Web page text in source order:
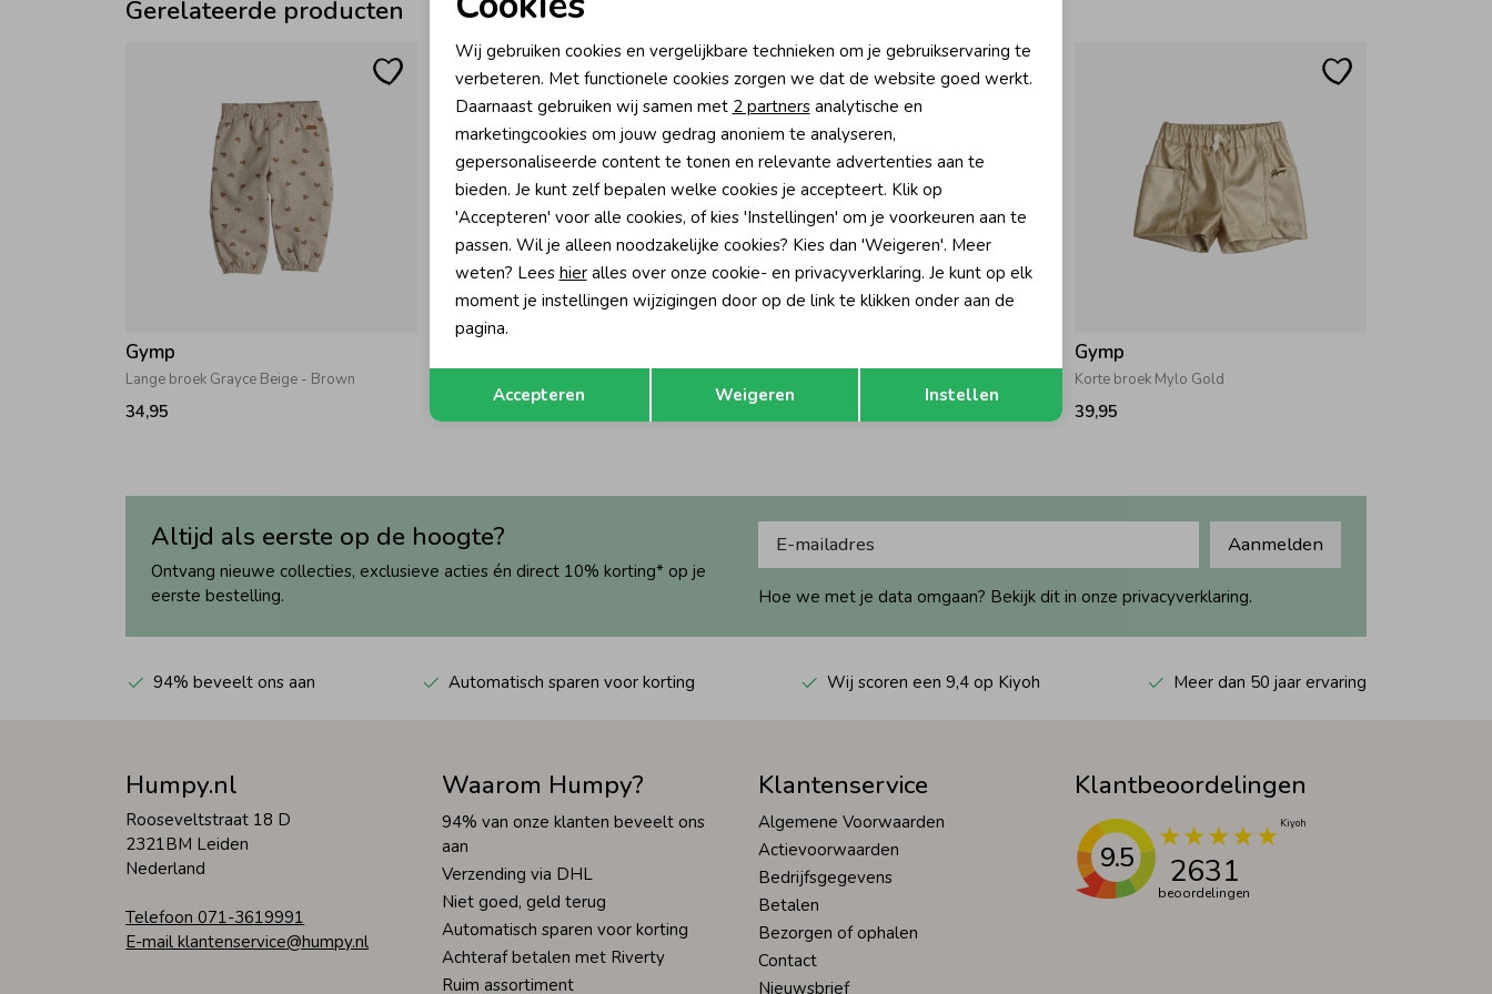
Gerelateerde producten
Gymp
Lange broek Grayce Beige - Brown
34,95
Gymp
Korte broek Mylo Gold
39,95
Altijd als eerste op de hoogte?
Ontvang nieuwe collecties, exclusieve acties én direct 10% korting* op je
eerste bestelling.
Aanmelden
Hoe we met je data omgaan? Bekijk dit in onze privacyverklaring.
94% beveelt ons aan Automatisch sparen voor korting Wij scoren een 9,4 op Kiyoh Meer dan 50 jaar ervaring
Humpy.nl
Rooseveltstraat 18 D
2321BM Leiden
Nederland
Telefoon 071-3619991
E-mail klantenservice@humpy.nl
Waarom Humpy?
94% van onze klanten beveelt ons
aan
Verzending via DHL
Niet goed, geld terug
Automatisch sparen voor korting
Achteraf betalen met Riverty
Ruim assortiment
Klantenservice
Algemene Voorwaarden
Actievoorwaarden
Bedrijfsgegevens
Betalen
Bezorgen of ophalen
Contact
Nieuwsbrief
Klantbeoordelingen
9.5 2631
beoordelingen
Noodzakelijke cookies
Analytische cookies Marketing cookies
Terug Opslaan
Wij gebruiken cookies en vergelijkbare technieken om je gebruikservaring te
verbeteren. Met functionele cookies zorgen we dat de website goed werkt.
Daarnaast gebruiken wij samen met 2 partnersanalytische en
marketingcookies om jouw gedrag anoniem te analyseren,
gepersonaliseerde content te tonen en relevante advertenties aan te
bieden. Je kunt zelf bepalen welke cookies je accepteert. Klik op
'Accepteren' voor alle cookies, of kies 'Instellingen' om je voorkeuren aan te
passen. Wil je alleen noodzakelijke cookies? Kies dan 'Weigeren'. Meer
weten? Lees hieralles over onze cookie- en privacyverklaring. Je kunt op elk
moment je instellingen wijzigingen door op de link te klikken onder aan de
pagina.
Accepteren Weigeren Instellen